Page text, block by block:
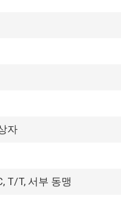
자
T/T, 서부 동맹